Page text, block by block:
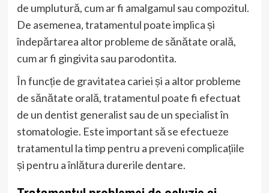
de umplutură, cum ar fi amalgamul sau compozitul.
De asemenea, tratamentul poate implica și
îndepărtarea altor probleme de sănătate orală,
cum ar fi gingivita sau parodontita.
În funcție de gravitatea cariei și a altor probleme
de sănătate orală, tratamentul poate fi efectuat
de un dentist generalist sau de un specialist în
stomatologie. Este important să se efectueze
tratamentul la timp pentru a preveni complicațiile
și pentru a înlătura durerile dentare.